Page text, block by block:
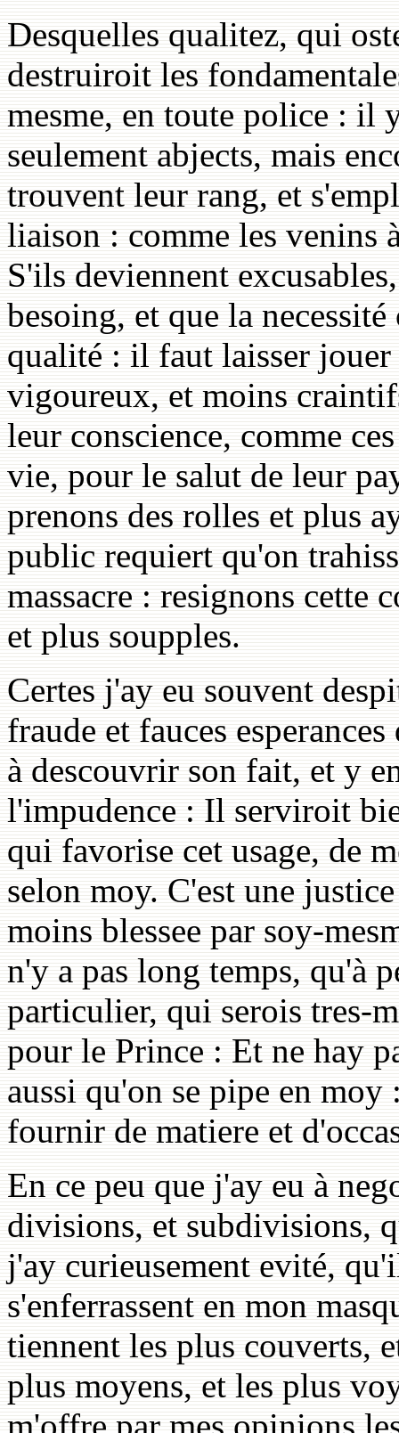
Desquelles qualitez, qui
destruiroit les
mesme, en toute police : il
seulement abjects, mais
trouvent leur rang, et
liaison : comme les venins
S'ils deviennent
besoing, et que la
qualité : il faut laisser
vigoureux, et moins
leur conscience, comme
vie, pour le salut de leur
prenons des rolles et plus
public requiert qu'on
massacre : resignons cette
et plus soupples.
Certes j'ay eu souvent
fraude et fauces
à descouvrir son fait, et y
l'impudence : Il serviroit
qui favorise cet usage, de
selon moy. C'est une
moins blessee par soy-
n'y a pas long temps, qu'à
particulier, qui serois tres-
pour le Prince : Et ne hay
aussi qu'on se pipe en
fournir de matiere et
En ce peu que j'ay eu à
divisions, et subdivisions,
j'ay curieusement evité,
s'enferrassent en mon
tiennent les plus couverts,
plus moyens, et les plus
m'offre par mes opinions